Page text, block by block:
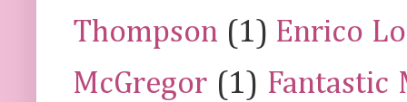
Thompson (1) Enrico
McGregor (1) Fantastic